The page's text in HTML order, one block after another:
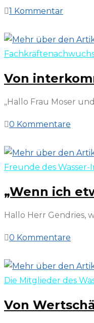
1 Kommentar
Von
„Hallo Frau Moser
0 Kommentare
Freunde des Wasser-
„Wenn ich
Hallo Herr Gendries,
0 Kommentare
Die Mitglieder des
Von